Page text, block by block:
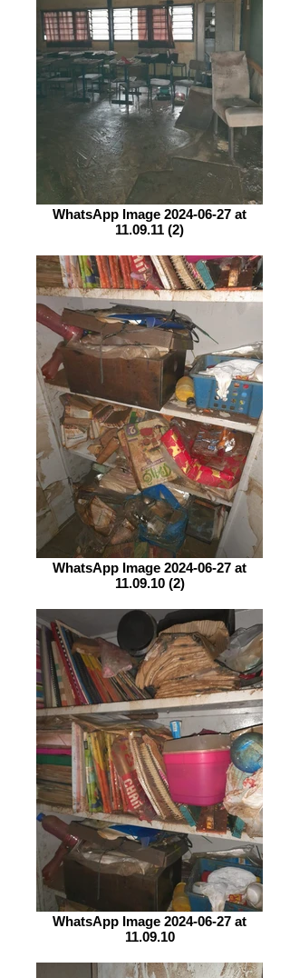
WhatsApp Image 2024-06-27 at
11.09.11 (2)
WhatsApp Image 2024-06-27 at
11.09.10 (2)
WhatsApp Image 2024-06-27 at
11.09.10